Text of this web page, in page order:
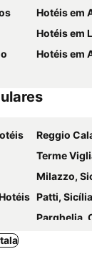
Sacrario di
Castello di
Pozzillo
Parco
Hotéis em
Hotéis em
Hotéis em
Reggio
Terme
Milazzo,
Patti,
Parghelia,